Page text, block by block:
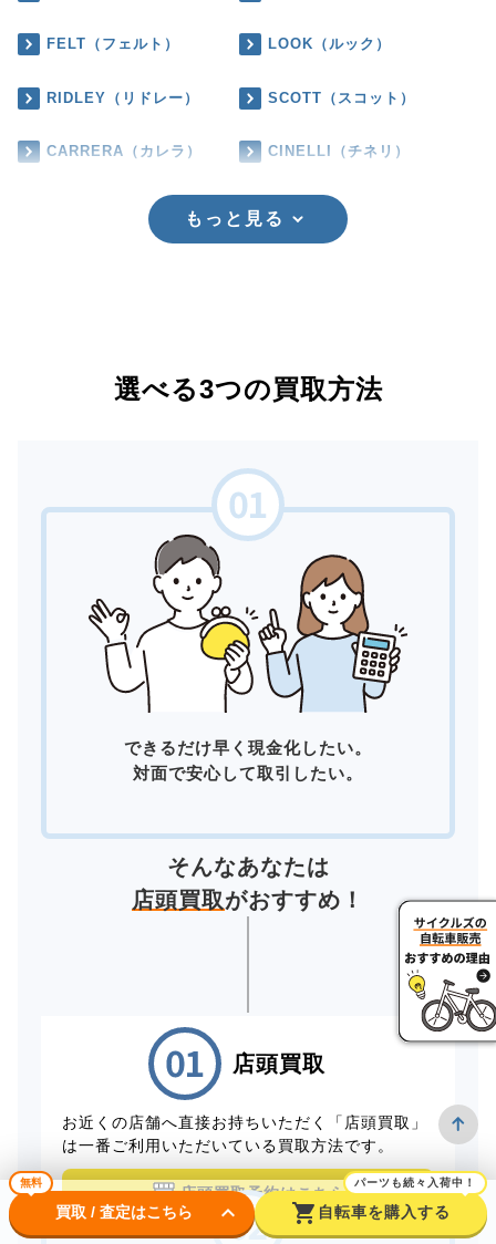
FELT（フェルト） LOOK（ルック）
RIDLEY（リドレー） SCOTT（スコット）
CARRERA（カレラ） CINELLI（チネリ）
もっと見る
選べる3つの買取方法
できるだけ早く現金化したい。
対面で安心して取引したい。
そんなあなたは
店頭買取がおすすめ！
店頭買取
お近くの店舗へ直接お持ちいただく「店頭買取」
は一番ご利用いただいている買取方法です。
店頭買取予約はこちら
無料
買取 / 査定はこちら keyboard_arrow_down shopping_cart
パーツも続々入荷中！
自転車を購入する